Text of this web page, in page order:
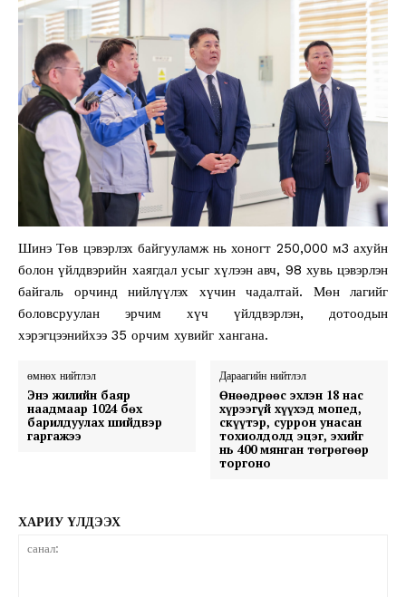
Шинэ Төв цэвэрлэх байгууламж нь хоногт 250,000 м3 ахуйн
болон үйлдвэрийн хаягдал усыг хүлээн авч, 98 хувь цэвэрлэн
байгаль орчинд нийлүүлэх хүчин чадалтай. Мөн лагийг
боловсруулан эрчим хүч үйлдвэрлэн, дотоодын
хэрэгцээнийхээ 35 орчим хувийг хангана.
өмнөх нийтлэл
Энэ жилийн баяр
наадмаар 1024 бөх
барилдуулах шийдвэр
гаргажээ
Дараагийн нийтлэл
Өнөөдрөөс эхлэн 18 нас
хүрээгүй хүүхэд мопед,
скүүтэр, суррон унасан
тохиолдолд эцэг, эхийг
нь 400 мянган төгрөгөөр
торгоно
ХАРИУ ҮЛДЭЭХ